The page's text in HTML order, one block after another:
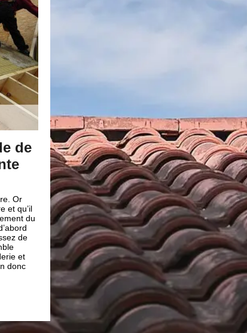
qualifiés pour
Sainte Colombe
couverture Brun renovation ; vos
main. Peu importe vos
vos combles, isoler votre toiture,
artisans couvreurs vous
solution pour que votre projet
d’isolation que vous désirez ;
Brun renovation a les
De ce fait, pour pouvoir
de nos artisans couvreurs
entreprise de couverture Brun
Pourquoi
Procéder à une isolation
faisant l’isolation de vos
chauffage. Il est
comme Brun renovation
isolation ne sera pas
confort idéale et vous
de gros dépenses pour
d’isolation de combles
Commanderie faites appel
renovation pour ne vous